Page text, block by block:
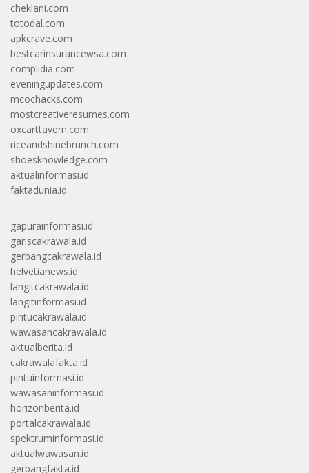
cheklani.com
totodal.com
apkcrave.com
bestcarinsurancewsa.com
complidia.com
eveningupdates.com
mcochacks.com
mostcreativeresumes.com
oxcarttavern.com
riceandshinebrunch.com
shoesknowledge.com
aktualinformasi.id
faktadunia.id
gapurainformasi.id
gariscakrawala.id
gerbangcakrawala.id
helvetianews.id
langitcakrawala.id
langitinformasi.id
pintucakrawala.id
wawasancakrawala.id
aktualberita.id
cakrawalafakta.id
pintuinformasi.id
wawasaninformasi.id
horizonberita.id
portalcakrawala.id
spektruminformasi.id
aktualwawasan.id
gerbangfakta.id